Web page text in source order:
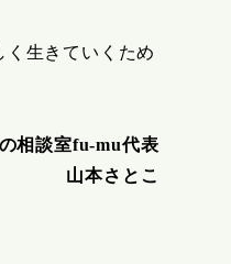
生きていくため
相談室fu-mu代表
山本さとこ